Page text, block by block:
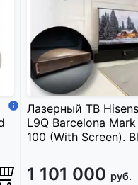
Лазерный ТВ
L9Q Barcelona Mark
100 (With Screen).
1 101 000 руб.